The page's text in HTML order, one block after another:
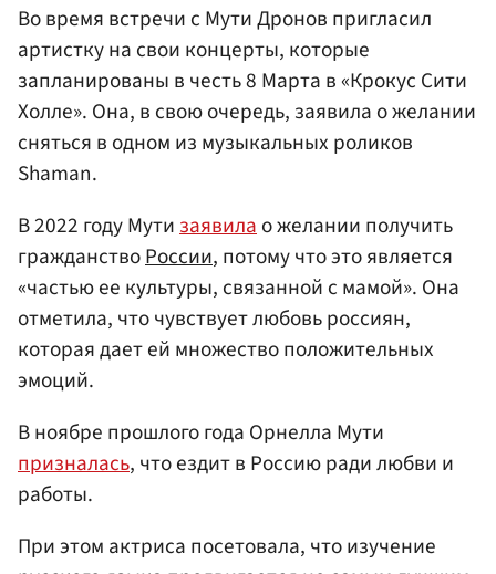
Во время встречи с Мути Дронов пригласил
артистку на свои концерты, которые
запланированы в честь 8 Марта в «Крокус Сити
Холле». Она, в свою очередь, заявила о желании
сняться в одном из музыкальных роликов
Shaman.
В 2022 году Мутизаявилао желании получить
гражданствоРоссии, потому что это является
«частью ее культуры, связанной с мамой». Она
отметила, что чувствует любовь россиян,
которая дает ей множество положительных
эмоций.
В ноябре прошлого года Орнелла Мути
призналась, что ездит в Россию ради любви и
работы.
При этом актриса посетовала, что изучение